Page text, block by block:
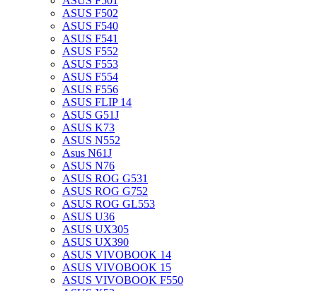
ASUS F502
ASUS F540
ASUS F541
ASUS F552
ASUS F553
ASUS F554
ASUS F556
ASUS FLIP 14
ASUS G51J
ASUS K73
ASUS N552
Asus N61J
ASUS N76
ASUS ROG G531
ASUS ROG G752
ASUS ROG GL553
ASUS U36
ASUS UX305
ASUS UX390
ASUS VIVOBOOK 14
ASUS VIVOBOOK 15
ASUS VIVOBOOK F550